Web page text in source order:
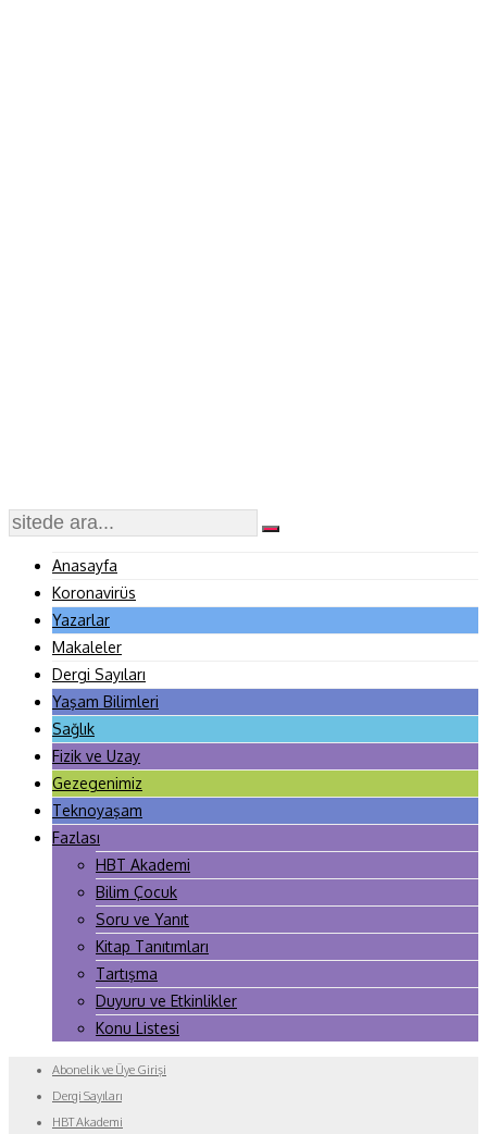
Anasayfa
Koronavirüs
Yazarlar
Makaleler
Dergi Sayıları
Yaşam Bilimleri
Sağlık
Fizik ve Uzay
Gezegenimiz
Teknoyaşam
Fazlası
HBT Akademi
Bilim Çocuk
Soru ve Yanıt
Kitap Tanıtımları
Tartışma
Duyuru ve Etkinlikler
Konu Listesi
Abonelik ve Üye Girişi
Dergi Sayıları
HBT Akademi